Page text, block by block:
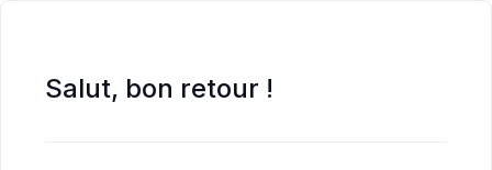
Salut, bon retour !